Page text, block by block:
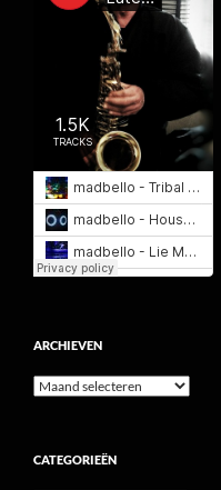
ARCHIEVEN
Archieven
CATEGORIEËN